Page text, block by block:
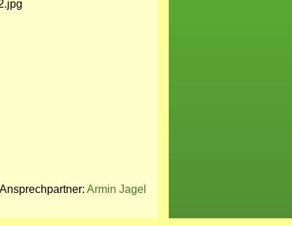
Ansprechpartner: Armin Jagel